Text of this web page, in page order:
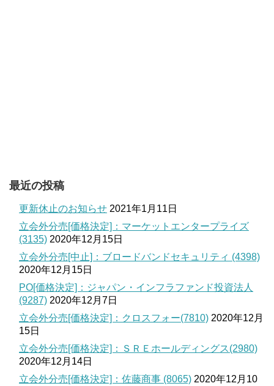
最近の投稿
更新休止のお知らせ 2021年1月11日
立会外分売[価格決定]：マーケットエンタープライズ
(3135) 2020年12月15日
立会外分売[中止]：ブロードバンドセキュリティ (4398)
2020年12月15日
PO[価格決定]：ジャパン・インフラファンド投資法人
(9287) 2020年12月7日
立会外分売[価格決定]：クロスフォー(7810) 2020年12月
15日
立会外分売[価格決定]：ＳＲＥホールディングス(2980)
2020年12月14日
立会外分売[価格決定]：佐藤商事 (8065) 2020年12月10